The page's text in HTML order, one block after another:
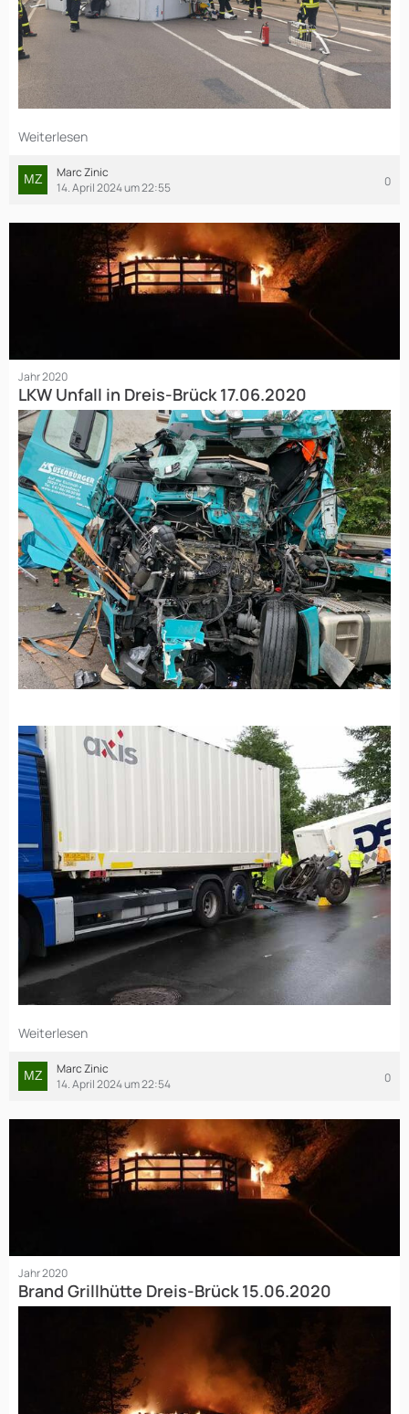
Weiterlesen
Marc Zinic
14. April 2024 um 22:55
0
Jahr 2020
LKW Unfall in Dreis-Brück 17.06.2020
Weiterlesen
Marc Zinic
14. April 2024 um 22:54
0
Jahr 2020
Brand Grillhütte Dreis-Brück 15.06.2020